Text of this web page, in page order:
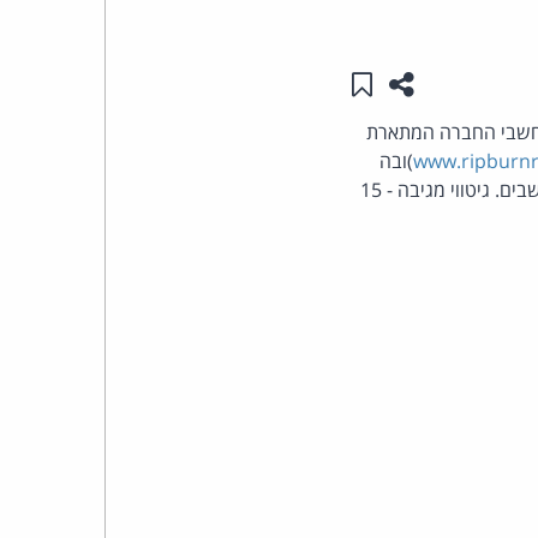
שתפו עמוד זה
שמור ב"תכנים שלי"
החברה המתארת
)ובה
קריאה לצרכנים להתנגד לחקיקה פדראלית המבקשת להגביל העתקות דיגיטליות של מוסיקה למחשבים. גיטווי מגיבה - 15